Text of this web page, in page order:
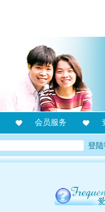
会员服务
登